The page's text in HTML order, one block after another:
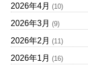
2026年4月 (10)
2026年3月 (9)
2026年2月 (11)
2026年1月 (16)